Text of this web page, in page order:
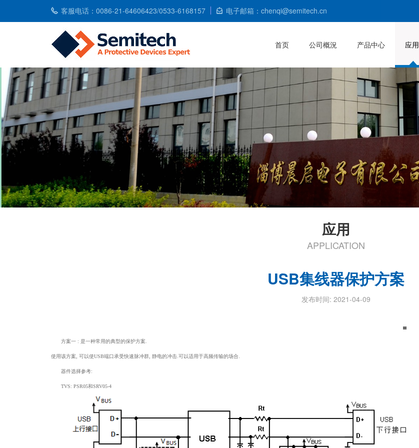
客服电话：0086-21-64606423/0533-6168157 电子邮箱：chenqi@semitech.cn
首页 公司概況 产品中心 应用
应用
APPLICATION
USB集线器保护方案
发布时间: 2021-04-09
▄
方案一 : 是一种常用的典型的保护方案.
使用该方案, 可以使USB端口承受快速脉冲群, 静电的冲击.可以适用于高频传输的场合.
器件选择参考:
TVS: PSR05和SRV05-4